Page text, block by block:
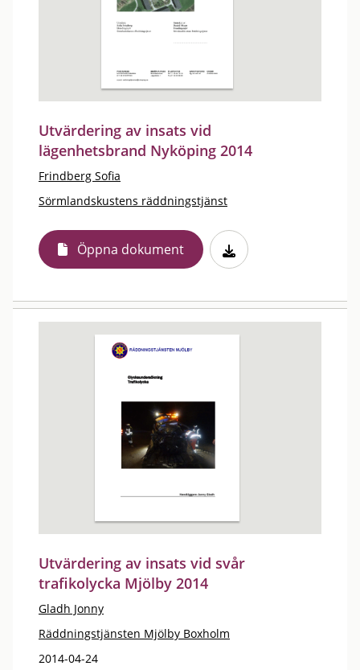
Utvärdering av insats vid
lägenhetsbrand Nyköping 2014
Frindberg Sofia
Sörmlandskustens räddningstjänst
Öppna dokument
Utvärdering av insats vid svår
trafikolycka Mjölby 2014
Gladh Jonny
Räddningstjänsten Mjölby Boxholm
2014-04-24